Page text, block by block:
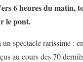
6 heures du matin,
le pont.
un spectacle rarissime :
au cours des 70